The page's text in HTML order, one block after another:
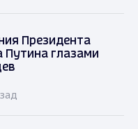
Президента
Путина глазами